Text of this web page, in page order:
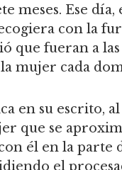
meses. Ese día,
con la
que fueran a
mujer cada
en su escrito,
que se
él en la parte
el